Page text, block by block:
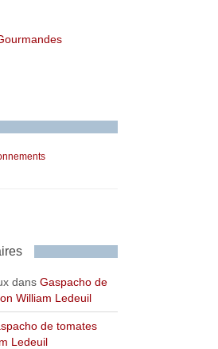
dansGaspacho de
William Ledeuil
de tomates
Ledeuil